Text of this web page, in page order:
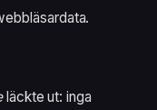
läckte ut: inga